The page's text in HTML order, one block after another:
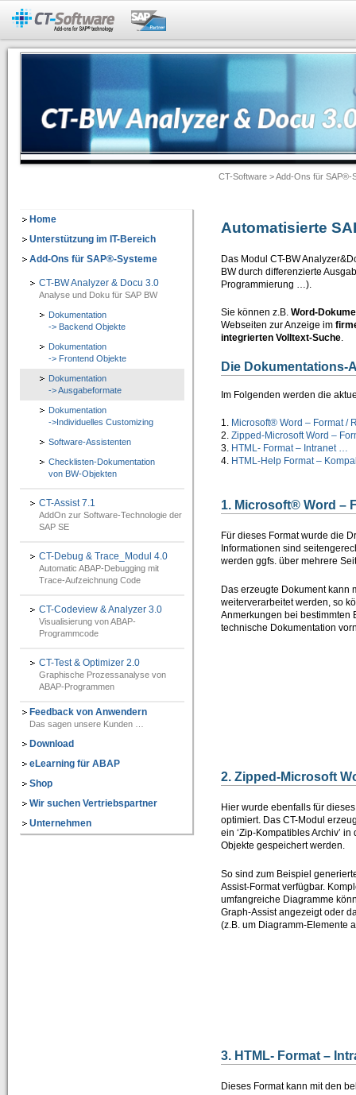
Add-Ons für SAP®-Systeme
=> Analyse und Doku für SAP® BW
Dokumentation -> Backend Objekte
Dokumentation -> Frontend Objekte
Software-Assistenten
Checklisten-Dokumentation von BW-Objekten
CT-Assist 7.1
IT-Organisation
IT-Qualitätssicherung
Software-Assistenten
Kunden-Feedback
CT-Debug&Trace_Modul 4.0
=> Automatic ABAP-Debugging mit Trace-Aufzeichnung
CT-Codeview&Analyzer 3.0
=> Visualisierung von ABAP-Programmcode
=> Grafisches Add-On zur SAP® ABAP Laufzeitanalyse
e-Learning für ABAP™
CT-Professional_100+Help
=> High-Quality-CBT für die ABAP-Programmierung
Kurs 1: Starten mit ABAP
Kurs 2: Erweiterung von Sprachumfang und Anwendung
Kurs 3: “Weitere Befehle für effiziente Programmierung”
Kurs 4: “Feldsymbole, SELECT-Klauseln und Listbefehle usw.”
Kurs 5: “Zusätzliche Adressbefehle, Bitoperationen, Datasets und externe
CT-Software >Add-Ons für SAP®-
Automatisierte
Das Modul CT-BW
BW durch differenzierte
Programmierung …).
Sie können z.B. Word-
Webseiten zur Anzeige im
integrierten Volltext-Suche.
Die Dokumentations-
Im Folgenden werden die
1. Microsoft® Word – Format /
2. Zipped-Microsoft Word –
3. HTML- Format – Intranet …
4. HTML-Help Format –
1. Microsoft® Word –
Für dieses Format wurde die
Informationen sind
werden ggfs. über mehrere
Das erzeugte Dokument kann
weiterverarbeitet werden, so
Anmerkungen bei bestimmten
technische Dokumentation
2. Zipped-Microsoft
Hier wurde ebenfalls für
optimiert. Das CT-Modul
ein ‘Zip-Kompatibles Archiv’
Objekte gespeichert werden.
So sind zum Beispiel
Assist-Format verfügbar.
umfangreiche Diagramme
Graph-Assist angezeigt oder
(z.B. um Diagramm-Elemente
3. HTML- Format –
Dieses Format kann mit den
Home
Unterstützung im IT-Bereich
Add-Ons für SAP®-Systeme
CT-BW Analyzer & Docu 3.0
Analyse und Doku für SAP BW
Dokumentation
-> Backend Objekte
Dokumentation
-> Frontend Objekte
Dokumentation
-> Ausgabeformate
Dokumentation
->Individuelles Customizing
Software-Assistenten
Checklisten-Dokumentation
von BW-Objekten
CT-Assist 7.1
AddOn zur Software-Technologie der
SAP SE
CT-Debug & Trace_Modul 4.0
Automatic ABAP-Debugging mit
Trace-Aufzeichnung Code
CT-Codeview & Analyzer 3.0
Visualisierung von ABAP-
Programmcode
CT-Test & Optimizer 2.0
Graphische Prozessanalyse von
ABAP-Programmen
Feedback von Anwendern
Das sagen unsere Kunden …
Download
eLearning für ABAP
Shop
Wir suchen Vertriebspartner
Unternehmen